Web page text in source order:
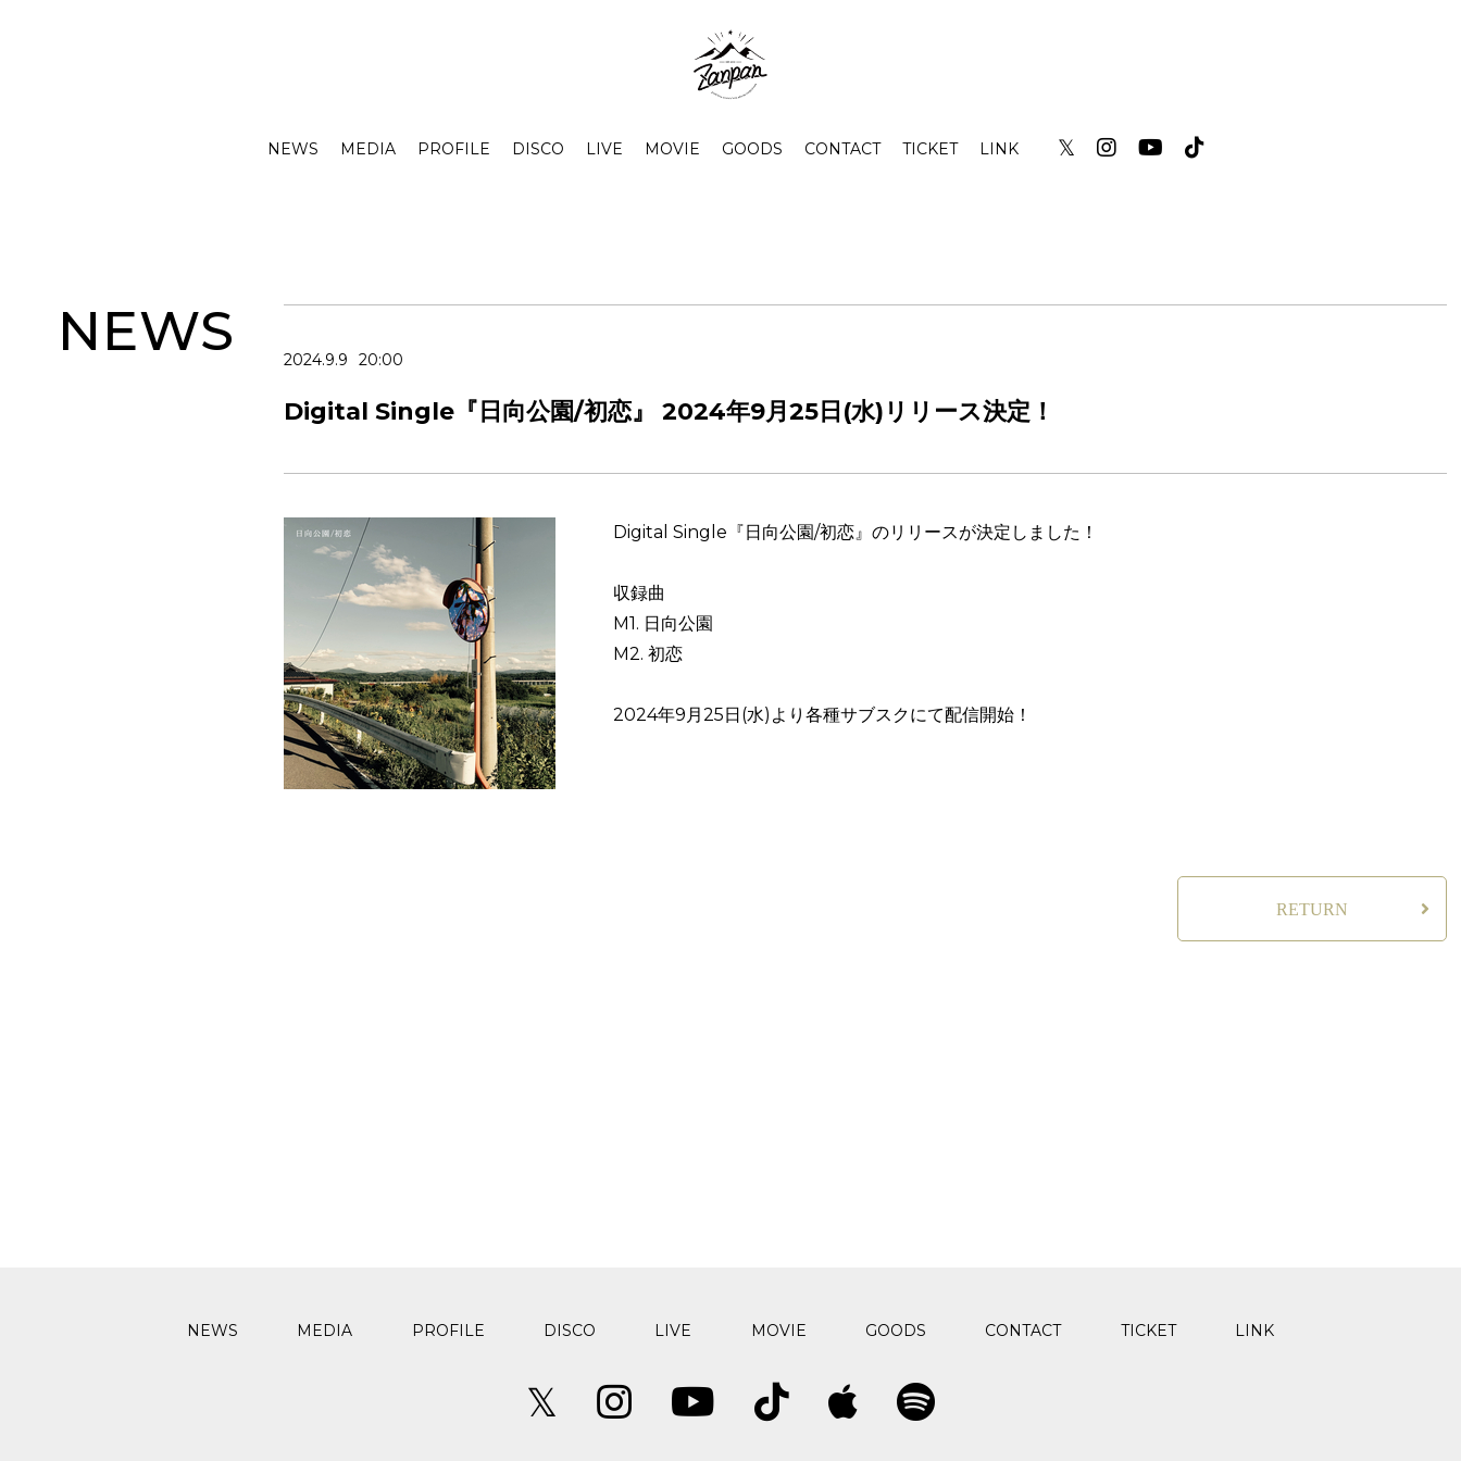
NEWS MEDIA PROFILE DISCO LIVE MOVIE GOODS CONTACT TICKET LINK 𝕏
NEWS 2024.9.9 20:00
Digital Single『日向公園/初恋』 2024年9月25日(水)リリース決定！
Digital Single『日向公園/初恋』のリリースが決定しました！
収録曲
M1. 日向公園
M2. 初恋
2024年9月25日(水)より各種サブスクにて配信開始！
RETURN
NEWS MEDIA PROFILE DISCO LIVE MOVIE GOODS CONTACT TICKET LINK
𝕏